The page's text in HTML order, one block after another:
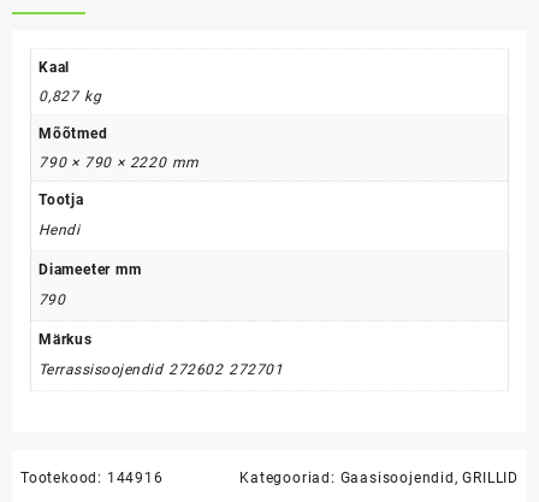
Kaal
0,827 kg
Mõõtmed
790 × 790 × 2220 mm
Tootja
Hendi
Diameeter mm
790
Märkus
Terrassisoojendid 272602 272701
Tootekood: 144916 Kategooriad: Gaasisoojendid ,GRILLID